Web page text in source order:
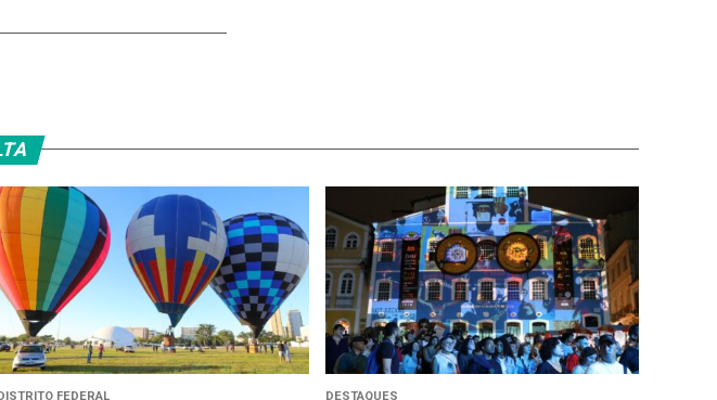
DISTRITO FEDERAL DESTAQUES